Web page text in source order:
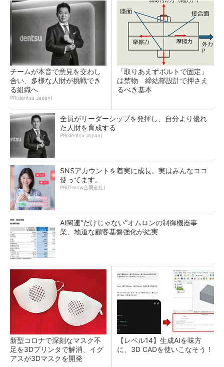
チームが本音で意見を交わし
合い、多様な人財が挑戦でき
る組織へ
PR(dentsu Japan)
「取りあえずボルトで固定」
は禁物 締結部設計で押さえ
るべき基本
全員がリーダーシップを発揮し、自分より優れ
た人財を育成する
PR(dentsu Japan)
SNSアカウントを着実に成長。実はみんなココ
使ってます。
PR(Dreaw合同会社)
AI関連“だけじゃない”オムロンの制御機器事
業、地道な顧客基盤強化が結実
新型コロナで深刻なマスク不
足を3Dプリンタで解消、イグ
アスが3Dマスクを開発
【レベル14】生成AIを味方
に、3D CADを使いこなそう！